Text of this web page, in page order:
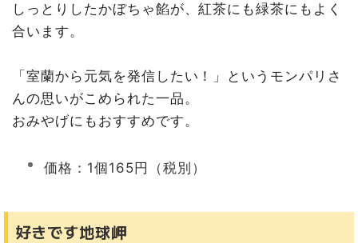
しっとりしたかぼちゃ餡が、紅茶にも緑茶にもよく
合います。
「室蘭から元気を発信したい！」というモンパリさ
んの思いがこめられた一品。
おみやげにもおすすめです。
価格：1個165円（税別）
好きです地球岬